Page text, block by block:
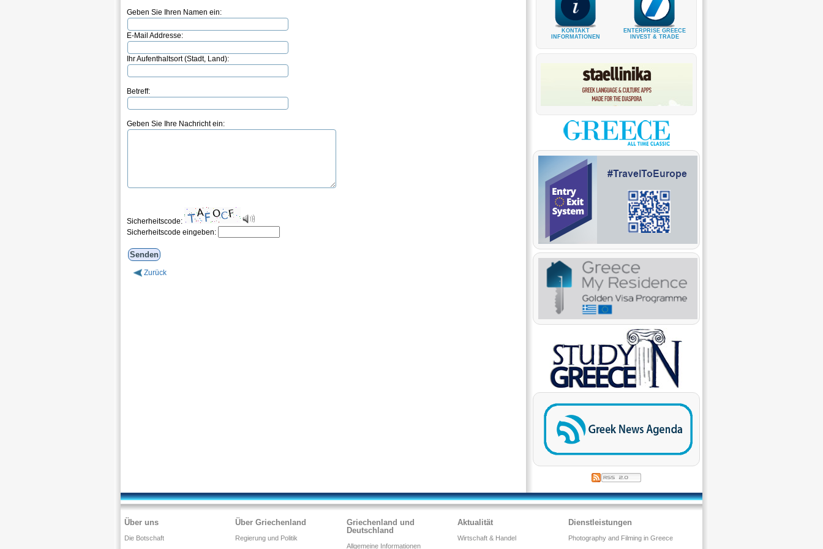
Geben Sie Ihren Namen ein:
E-Mail Addresse:
Ihr Aufenthaltsort (Stadt, Land):
Betreff:
Geben Sie Ihre Nachricht ein:
Sicherheitscode:
Sicherheitscode eingeben:
Zurück
KONTAKT
INFORMATIONEN
ENTERPRISE GREECE
INVEST & TRADE
Über uns
Die Botschaft
Über Griechenland
Regierung und Politik
Griechenland und
Deutschland
Allgemeine Informationen
Aktualität
Wirtschaft & Handel
Dienstleistungen
Photography and Filming in Greece